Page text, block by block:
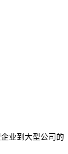
业到大型公司的